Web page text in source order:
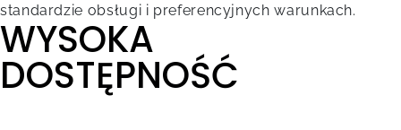
standardzie obsługi i preferencyjnych warunkach.
WYSOKA
DOSTĘPNOŚĆ